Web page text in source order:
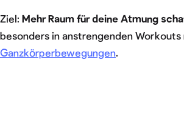
Ziel: Mehr Raum für deine Atmung
besonders in anstrengenden
Ganzkörperbewegungen.